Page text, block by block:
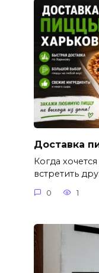
Доставка
Когда
встретить
0 1